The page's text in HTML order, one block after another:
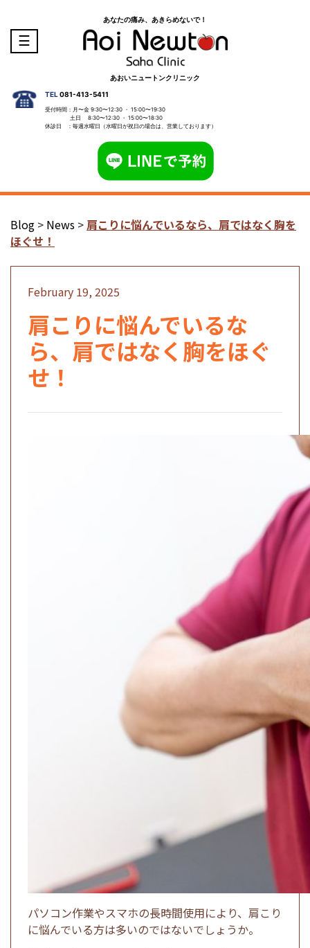
☰
あなたの痛み、あきらめないで！
あおいニュートンクリニック
TEL081-413-5411
受付時間：月〜金 9:30〜12:30 ・ 15:00〜19:30
土日 8:30〜12:30 ・ 15:00〜18:30
休診日 ：毎週水曜日（水曜日が祝日の場合は、営業しております）
Blog > News >肩こりに悩んでいるなら、肩ではなく胸を
ほぐせ！
February 19, 2025
肩こりに悩んでいるな
ら、肩ではなく胸をほぐ
せ！
パソコン作業やスマホの長時間使用により、肩こり
に悩んでいる方は多いのではないでしょうか。